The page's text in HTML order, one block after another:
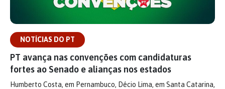
NOTÍCIAS DO PT
PT avança nas convenções com candidaturas
fortes ao Senado e alianças nos estados
Humberto Costa, em Pernambuco, Décio Lima, em Santa Catarina,